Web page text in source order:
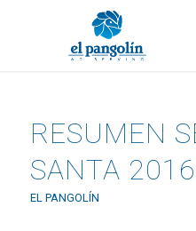
RESUMEN
SANTA 2016
EL PANGOLÍN